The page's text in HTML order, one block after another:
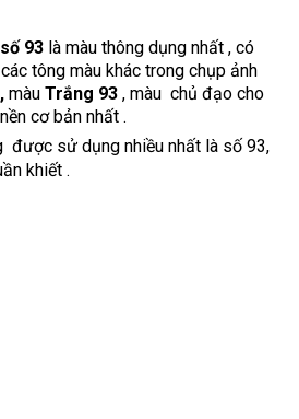
93 là màu thông dụng nhất , có
tông màu khác trong chụp ảnh
, màu Trắng 93 , màu chủ đạo cho
cơ bản nhất .
được sử dụng nhiều nhất là số 93,
khiết .